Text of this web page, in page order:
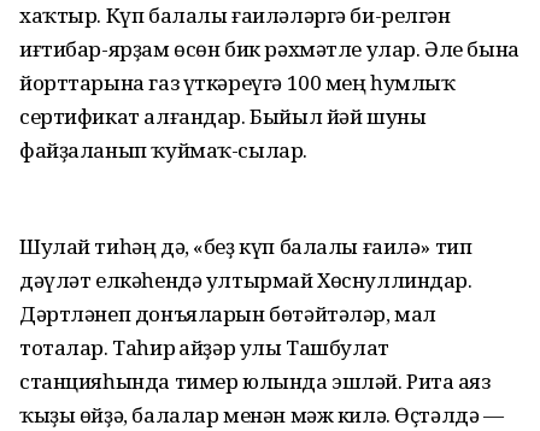
хаҡтыр. Күп балалы ғаиләләргә би-релгән
иғтибар-ярҙам өсөн бик рәхмәтле улар. Әле бына
йорттарына газ үткәреүгә 100 мең һумлыҡ
сертификат алғандар. Быйыл йәй шуны
файҙаланып ҡуймаҡ-сылар.
Шулай тиһәң дә, «беҙ күп балалы ғаилә» тип
дәүләт елкәһендә ултырмай Хөснуллиндар.
Дәртләнеп донъяларын бөтәйтәләр, мал
тоталар. Таһир Ғайҙәр улы Ташбулат
станцияһында тимер юлында эшләй. Рита Ғаяз
ҡыҙы өйҙә, балалар менән мәж килә. Өҫтәлдә —